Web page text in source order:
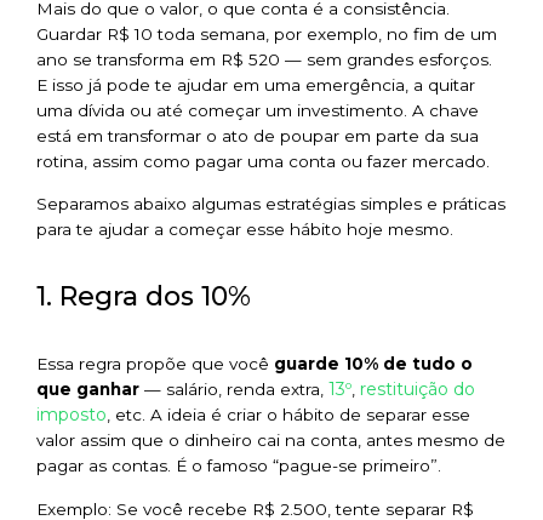
Mais do que o valor, o que conta é a consistência.
Guardar R$ 10 toda semana, por exemplo, no fim de um
ano se transforma em R$ 520 — sem grandes esforços.
E isso já pode te ajudar em uma emergência, a quitar
uma dívida ou até começar um investimento. A chave
está em transformar o ato de poupar em parte da sua
rotina, assim como pagar uma conta ou fazer mercado.
Separamos abaixo algumas estratégias simples e práticas
para te ajudar a começar esse hábito hoje mesmo.
1. Regra dos 10%
Essa regra propõe que você guarde 10% de tudo o
que ganhar — salário, renda extra, 13º, restituição do
imposto, etc. A ideia é criar o hábito de separar esse
valor assim que o dinheiro cai na conta, antes mesmo de
pagar as contas. É o famoso “pague-se primeiro”.
Exemplo: Se você recebe R$ 2.500, tente separar R$